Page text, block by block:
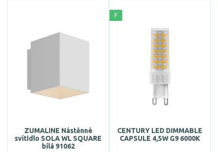
ZUMALINE Nástěnné
svítidlo SOLA WL SQUARE
bílá 91062
F
CENTURY LED DIMMABLE
CAPSULE 4,5W G9 6000K